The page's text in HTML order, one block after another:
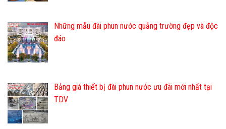
Những mẫu đài phun nước quảng trường đẹp và độc
đáo
Bảng giá thiết bị đài phun nước ưu đãi mới nhất tại
TDV